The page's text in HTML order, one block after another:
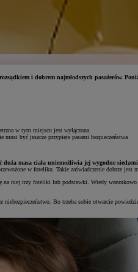
i dobrem najmłodszych pasażerów.
w tym miejscu jest wyłączona.
być jeszcze przypięte pasami bezpieczeństwa
masa ciała uniemożliwia jej wygodne
w foteliku. Takie zaświadczenie dobrze jest
na niej trzy foteliki lub podstawki. Wtedy
Bo trzeba sobie otwarcie